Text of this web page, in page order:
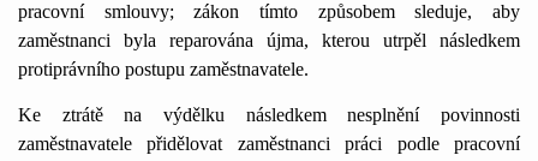
pracovní smlouvy; zákon tímto způsobem sleduje, aby
zaměstnanci byla reparována újma, kterou utrpěl následkem
protiprávního postupu zaměstnavatele.
Ke ztrátě na výdělku následkem nesplnění povinnosti
zaměstnavatele přidělovat zaměstnanci práci podle pracovní